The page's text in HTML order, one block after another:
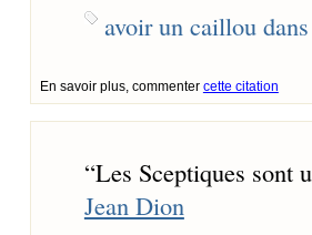
avoir un caillou
En savoir plus, commenter cette citation
“Les Sceptiques sont
Jean Dion